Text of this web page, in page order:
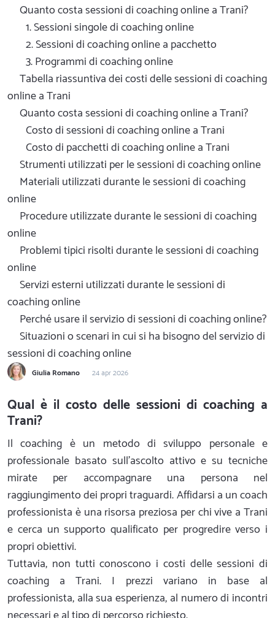
Quanto costa sessioni di coaching online a Trani?
1. Sessioni singole di coaching online
2. Sessioni di coaching online a pacchetto
3. Programmi di coaching online
Tabella riassuntiva dei costi delle sessioni di coaching
online a Trani
Quanto costa sessioni di coaching online a Trani?
Costo di sessioni di coaching online a Trani
Costo di pacchetti di coaching online a Trani
Strumenti utilizzati per le sessioni di coaching online
Materiali utilizzati durante le sessioni di coaching
online
Procedure utilizzate durante le sessioni di coaching
online
Problemi tipici risolti durante le sessioni di coaching
online
Servizi esterni utilizzati durante le sessioni di
coaching online
Perché usare il servizio di sessioni di coaching online?
Situazioni o scenari in cui si ha bisogno del servizio di
sessioni di coaching online
Giulia Romano 24 apr 2026
Qual è il costo delle sessioni di coaching a
Trani?
Il coaching è un metodo di sviluppo personale e
professionale basato sull'ascolto attivo e su tecniche
mirate per accompagnare una persona nel
raggiungimento dei propri traguardi. Affidarsi a un coach
professionista è una risorsa preziosa per chi vive a Trani
e cerca un supporto qualificato per progredire verso i
propri obiettivi.
Tuttavia, non tutti conoscono i costi delle sessioni di
coaching a Trani. I prezzi variano in base al
professionista, alla sua esperienza, al numero di incontri